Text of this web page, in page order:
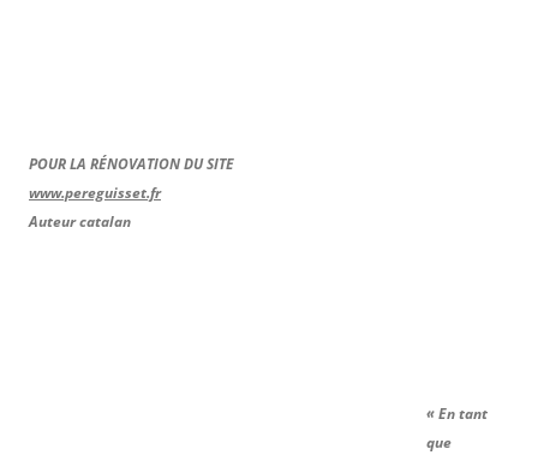
POUR LA RÉNOVATION DU SITE
www.pereguisset.fr
Auteur catalan
« En tant
que